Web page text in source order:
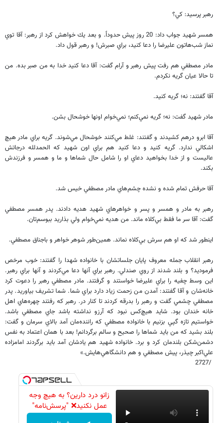
رهبر پرسيد: كي؟
همسر شهيد جواب داد: 20 روز پيش حدوداً. و بعد يك خواهش كرد از رهبر: آقا توي
نماز شب‌هاتون عليرضا را دعا كنيد، براي صبرش! و رهبر قول داد.
مادر مصطفي هم رفت پيش رهبر و آرام گفت: آقا دعا كنيد خدا به من صبر بده. من
تا حالا عيان گريه نكردم.
آقا گفتند: نه؛ گريه كنيد.
مادر شهيد گفت: نه؛ گريه نمي‌كنم؛ نمي‌خوام اونها خوشحال بشن.
آقا ابرو درهم كشيدند و گفتند: غلط مي‌كنند خوشحال مي‌شوند. گريه براي مادر هيچ
اشكالي ندارد. گريه كنيد و دعا كنيد هم براي اون شهيد كه الحمدلله درجاتش
عاليست و از خدا بخواهيد دعاي او را شامل حال شماها و ما و همسر و فرزندش
بكند.
آقا حرفش تمام شده و نشده چشم‌هاي مادر مصطفي خيس شد.
رهبر به مادر و همسر و پسر و خواهرهاي شهيد هديه دادند. پدر همسر مصطفي
گفت: آقا سر ما فقط بي‌كلاه ماند. من هديه نمي‌خوام ولي بذاريد ببوسم‌تان.
اينطور شد كه او هم سرش بي‌كلاه نماند. همين‌طور شوهر خواهر و باجناق مصطفي.
رهبر انقلاب جمله معروف پايان جلساتشان با خانواده شهدا را گفتند: خوب مرخص
فرموديد؟ و بلند شدند از روي صندلي. رهبر براي آنها دعا مي‌كردند و آنها براي رهبر.
اين وسط چفيه را براي عليرضا خواستند و گرفتند. مادر مصطفي رهبر را دعوت كرد
خانه‌شان و آقا گفتند: آمدن من زحمت زياد دارد براي شما. شما تشريف بياوريد. پدر
مصطفي چشمي گفت و رهبر را بدرقه كردند تا كنار در. رهبر كه رفتند چهره‌هاي اهل
خانه خندان بود. شايد هيچ‌كس نبود كه آرزو نداشته باشد جاي مصطفي باشد.
خواستيم تازه گپي بزنيم با خانواده مصطفي كه راننده‌مان آمد بالاي سرمان و گفت:
بلند بشيد كه من بايد شماها را صحيح و سالم برگردانم! بعد با همان اعتماد به نفس
دشمن‌شكن بلندمان كرد و برد. خانواده شهيد هم يادشان آمد بايد برگردند امامزاده
علي‌اكبر چيذر، پيش مصطفي و هم دانشگاهي‌هايش.»
/2727
زانو درد دارین؟ به هیچ وجه
عمل نکنید❌ "پرسش‌نامه"